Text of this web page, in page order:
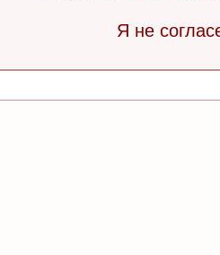
Я не